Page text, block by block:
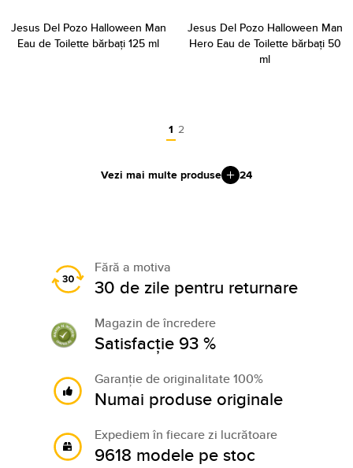
Jesus Del Pozo Halloween Man
Eau de Toilette bărbați 125 ml
Jesus Del Pozo Halloween Man
Hero Eau de Toilette bărbați 50
ml
1 2
Vezi mai multe produse 24
Fără a motiva
30 de zile pentru returnare
Magazin de încredere
Satisfacție 93 %
Garanție de originalitate 100%
Numai produse originale
Expediem în fiecare zi lucrătoare
9618 modele pe stoc